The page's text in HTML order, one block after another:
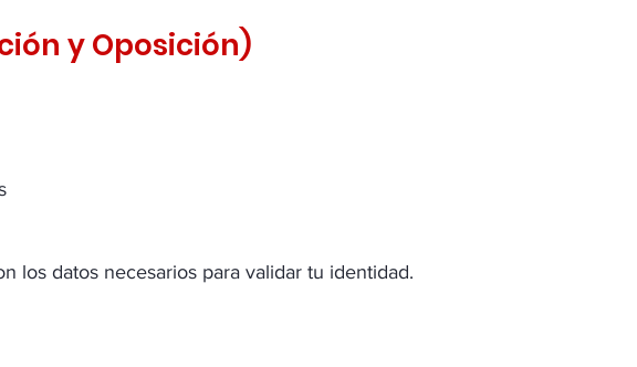
y Oposición)
los datos necesarios para validar tu identidad.